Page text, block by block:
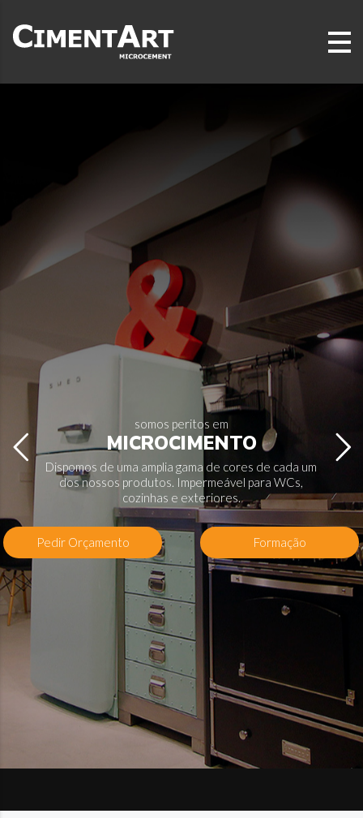
somos peritos em
MICROCIMENTO
Formação
Dispomos de uma amplia gama de cores de cada um
dos nossos produtos. Impermeável para WCs,
cozinhas e exteriores.
Pedir Orçamento